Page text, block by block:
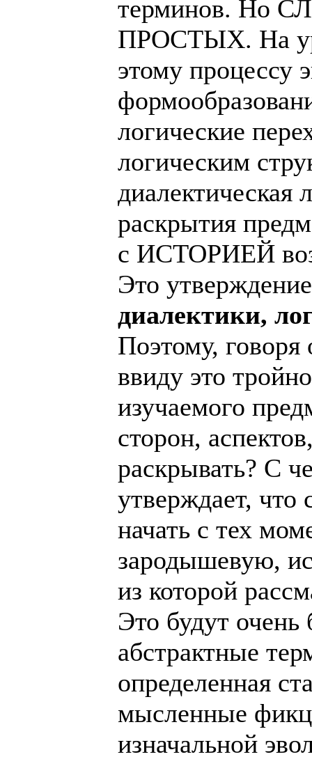
терминов. Но
ПРОСТЫХ. На
этому процессу
логические
логическим
диалектическая
раскрытия
с ИСТОРИЕЙ
Это
диалектики,
Поэтому, говоря
ввиду это
изучаемого
сторон,
раскрывать? С
утверждает,
начать с тех
зародышевую,
из которой
Это будут
абстрактные
определенная
мысленные
изначальной